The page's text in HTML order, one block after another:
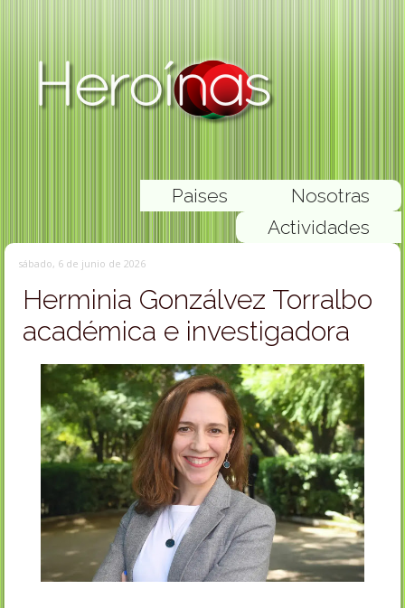
Nosotras
Paises
Actividades
sábado, 6 de junio de 2026
Herminia Gonzálvez Torralbo
académica e investigadora